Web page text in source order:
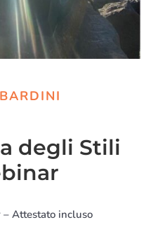
degli Stili
Attestato incluso